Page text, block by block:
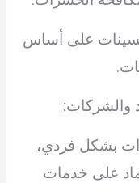
على أساس
والشركات:
بشكل فردي،
على خدمات